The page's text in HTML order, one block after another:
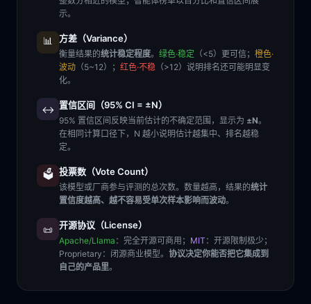
示。
📊 方差（Variance）
衡量结果的统计稳定程度。 绿色·稳定 （<5）更可信； 橙色·
波动 （5~12）； 红色·不稳 （>12）说明排名还可能明显变
化。
↔️ 置信区间（95% CI = ±N）
95% 置信区间反映当前估计的不确定范围，显示为 ±N。
在相同计算口径下，N 越小说明估计越集中、排名越稳
定。
🗳️ 投票数（Vote Count）
该模型或厂商参与评测的总次数。数量越高，结果的统计
置信度越高、越不容易受单次样本影响而波动。
📜 开源协议（License）
Apache/Llama ：完全开源可商用； MIT ：开源限制极少；
Proprietary ：闭源商业模型。 协议决定你能否把它集成到
自己的产品里。